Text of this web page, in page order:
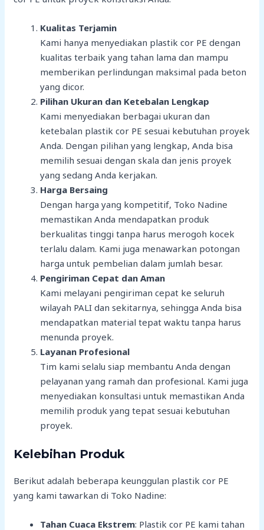
Kualitas Terjamin
Kami hanya menyediakan plastik cor PE dengan
kualitas terbaik yang tahan lama dan mampu
memberikan perlindungan maksimal pada beton
yang dicor.
Pilihan Ukuran dan Ketebalan Lengkap
Kami menyediakan berbagai ukuran dan
ketebalan plastik cor PE sesuai kebutuhan proyek
Anda. Dengan pilihan yang lengkap, Anda bisa
memilih sesuai dengan skala dan jenis proyek
yang sedang Anda kerjakan.
Harga Bersaing
Dengan harga yang kompetitif, Toko Nadine
memastikan Anda mendapatkan produk
berkualitas tinggi tanpa harus merogoh kocek
terlalu dalam. Kami juga menawarkan potongan
harga untuk pembelian dalam jumlah besar.
Pengiriman Cepat dan Aman
Kami melayani pengiriman cepat ke seluruh
wilayah PALI dan sekitarnya, sehingga Anda bisa
mendapatkan material tepat waktu tanpa harus
menunda proyek.
Layanan Profesional
Tim kami selalu siap membantu Anda dengan
pelayanan yang ramah dan profesional. Kami juga
menyediakan konsultasi untuk memastikan Anda
memilih produk yang tepat sesuai kebutuhan
proyek.
Kelebihan Produk
Berikut adalah beberapa keunggulan plastik cor PE
yang kami tawarkan di Toko Nadine:
Tahan Cuaca Ekstrem: Plastik cor PE kami tahan